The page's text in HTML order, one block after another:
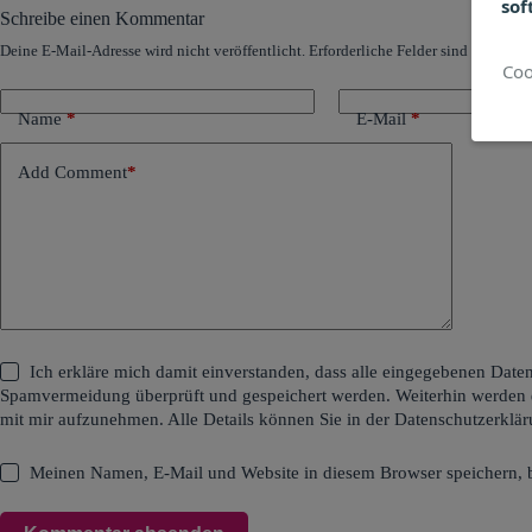
Schreibe einen Kommentar
Deine E-Mail-Adresse wird nicht veröffentlicht. Erforderliche Felder sind mit
Name* E-Mail*
Add Comment*
Ich erkläre mich damit einverstanden, dass alle eingegebenen
Spamvermeidung überprüft und gespeichert werden. Weiterhin
mit mir aufzunehmen. Alle Details können Sie in der
Meinen Namen, E-Mail und Website in diesem Browser speichern,